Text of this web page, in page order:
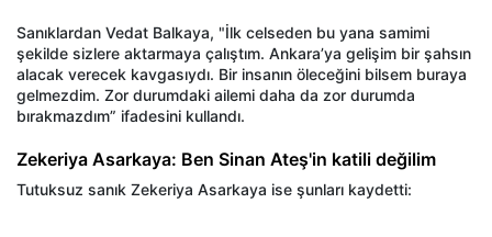
Sanıklardan Vedat Balkaya, "İlk celseden bu yana samimi
şekilde sizlere aktarmaya çalıştım. Ankara’ya gelişim bir şahsın
alacak verecek kavgasıydı. Bir insanın öleceğini bilsem buraya
gelmezdim. Zor durumdaki ailemi daha da zor durumda
bırakmazdım” ifadesini kullandı.
Zekeriya Asarkaya: Ben Sinan Ateş'in katili değilim
Tutuksuz sanık Zekeriya Asarkaya ise şunları kaydetti: